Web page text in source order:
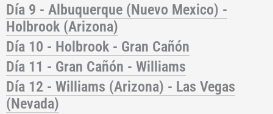
Día 9 - Albuquerque (Nuevo Mexico) -
Holbrook (Arizona)
Día 10 - Holbrook - Gran Cañón
Día 11 - Gran Cañón - Williams
Día 12 - Williams (Arizona) - Las Vegas
(Nevada)